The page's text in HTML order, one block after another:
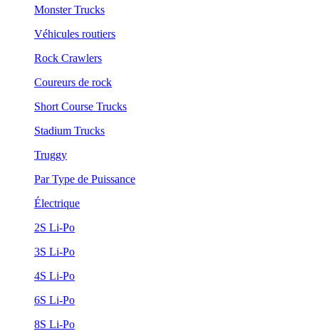
Monster Trucks
Véhicules routiers
Rock Crawlers
Coureurs de rock
Short Course Trucks
Stadium Trucks
Truggy
Par Type de Puissance
Électrique
2S Li-Po
3S Li-Po
4S Li-Po
6S Li-Po
8S Li-Po